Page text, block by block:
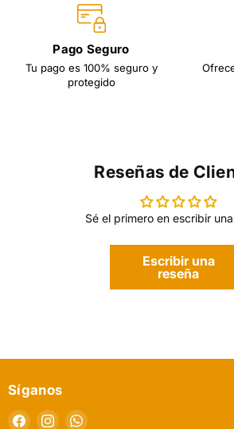
Pago Seguro
Tu pago es 100% seguro y
protegido
Reseñas de
Sé el primero en escribir
Escribir una
reseña
Síganos
Encuéntrenos
Encuéntrenos
Encuéntrenos